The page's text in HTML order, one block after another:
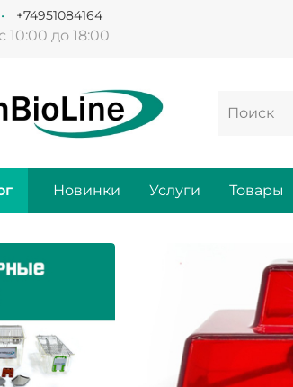
10:00 до 18:00
+74951084164
Новинки Услуги Товары